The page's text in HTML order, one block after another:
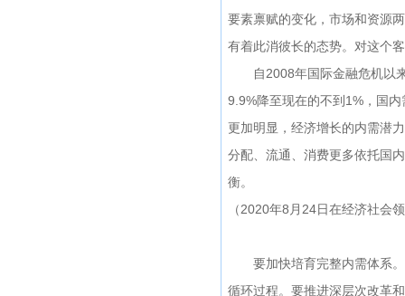
要素禀赋的变化，市场和资源
有着此消彼长的态势。对这个
自2008年国际金融危机以来
9.9%降至现在的不到1%，国
更加明显，经济增长的内需潜
分配、流通、消费更多依托国
衡。
（2020年8月24日在经济社会
要加快培育完整内需体系。
循环过程。要推进深层次改革